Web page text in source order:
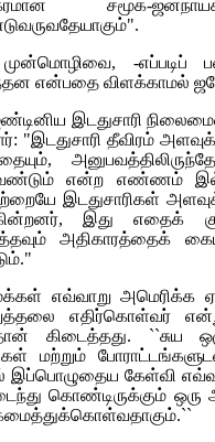
சமூக-
-எப்படிப்
என்பதை விளக்காமல்
இடதுசாரி
"இடதுசாரி தீவிரம்
என்ற எண்ணம்
இடதுசாரிகள்
இது எதைக்
அதிகாரத்தைக்
எவ்வாறு அமெரிக்க
எதிர்கொள்வர்
கிடைத்தது. ``சுய
மற்றும்
கேள்வி
கொண்டிருக்கும்